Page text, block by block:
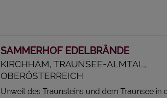
SAMMERHOF EDELBRÄNDE
KIRCHHAM, TRAUNSEE-ALMTAL,
OBERÖSTERREICH
Unweit des Traunsteins und dem Traunsee in